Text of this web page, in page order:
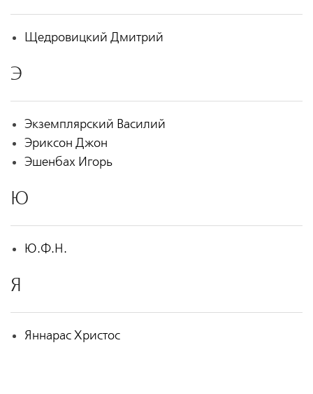
Щедровицкий Дмитрий
Э
Экземплярский Василий
Эриксон Джон
Эшенбах Игорь
Ю
Ю.Ф.Н.
Я
Яннарас Христос